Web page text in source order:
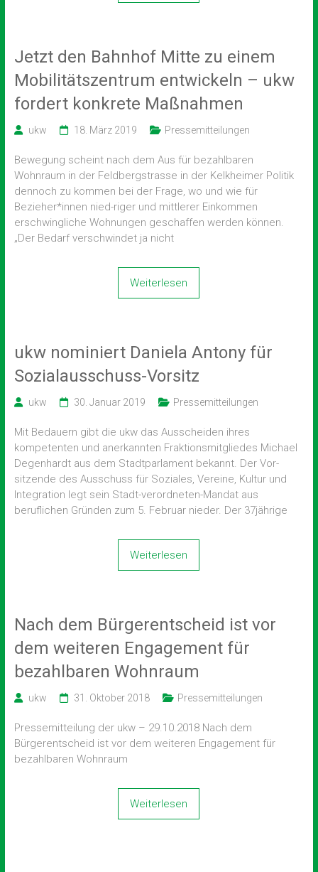
Jetzt den Bahnhof Mitte zu einem
Mobilitätszentrum entwickeln – ukw
fordert konkrete Maßnahmen
ukw 18. März 2019 Pressemitteilungen
Bewegung scheint nach dem Aus für bezahlbaren
Wohnraum in der Feldbergstrasse in der Kelkheimer Politik
dennoch zu kommen bei der Frage, wo und wie für
Bezieher*innen nied-riger und mittlerer Einkommen
erschwingliche Wohnungen geschaffen werden können.
„Der Bedarf verschwindet ja nicht
Weiterlesen
ukw nominiert Daniela Antony für
Sozialausschuss-Vorsitz
ukw 30. Januar 2019 Pressemitteilungen
Mit Bedauern gibt die ukw das Ausscheiden ihres
kompetenten und anerkannten Fraktionsmitgliedes Michael
Degenhardt aus dem Stadtparlament bekannt. Der Vor-
sitzende des Ausschuss für Soziales, Vereine, Kultur und
Integration legt sein Stadt-verordneten-Mandat aus
beruflichen Gründen zum 5. Februar nieder. Der 37jährige
Weiterlesen
Nach dem Bürgerentscheid ist vor
dem weiteren Engagement für
bezahlbaren Wohnraum
ukw 31. Oktober 2018 Pressemitteilungen
Pressemitteilung der ukw – 29.10.2018 Nach dem
Bürgerentscheid ist vor dem weiteren Engagement für
bezahlbaren Wohnraum
Weiterlesen